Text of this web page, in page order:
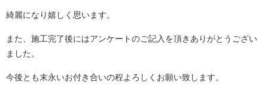
綺麗になり嬉しく思います。
また、施工完了後にはアンケートのご記入を頂きありがとうござい
ました。
今後とも末永いお付き合いの程よろしくお願い致します。